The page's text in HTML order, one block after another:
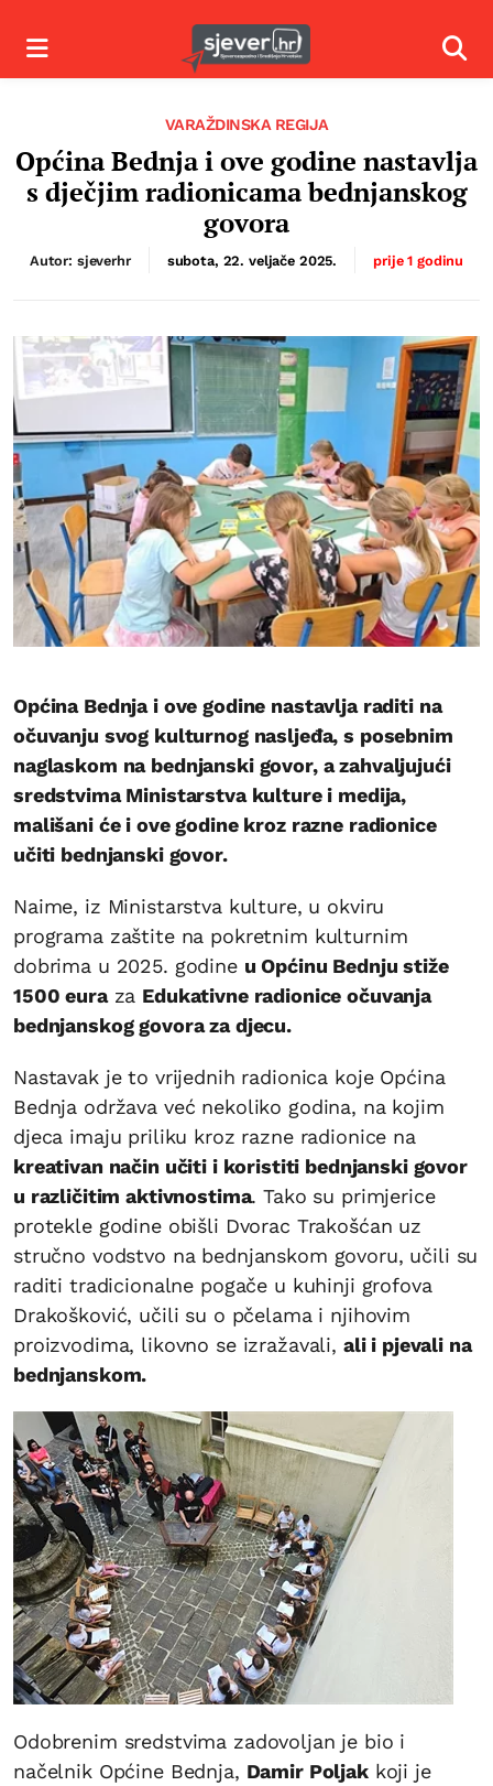
Izbornik
VARAŽDINSKA REGIJA
Općina Bednja i ove godine nastavlja
s dječjim radionicama bednjanskog
govora
Autor: sjeverhr subota, 22. veljače 2025. prije 1 godinu
Općina Bednja i ove godine nastavlja raditi na
očuvanju svog kulturnog nasljeđa, s posebnim
naglaskom na bednjanski govor, a zahvaljujući
sredstvima Ministarstva kulture i medija,
mališani će i ove godine kroz razne radionice
učiti bednjanski govor.
Naime, iz Ministarstva kulture, u okviru
programa zaštite na pokretnim kulturnim
dobrima u 2025. godine u Općinu Bednju stiže
1500 euraza Edukativne radionice očuvanja
bednjanskog govora za djecu.
Nastavak je to vrijednih radionica koje Općina
Bednja održava već nekoliko godina, na kojim
djeca imaju priliku kroz razne radionice na
kreativan način učiti i koristiti bednjanski govor
u različitim aktivnostima. Tako su primjerice
protekle godine obišli Dvorac Trakošćan uz
stručno vodstvo na bednjanskom govoru, učili su
raditi tradicionalne pogače u kuhinji grofova
Drakošković, učili su o pčelama i njihovim
proizvodima, likovno se izražavali, ali i pjevali na
bednjanskom.
Odobrenim sredstvima zadovoljan je bio i
načelnik Općine Bednja, Damir Poljakkoji je